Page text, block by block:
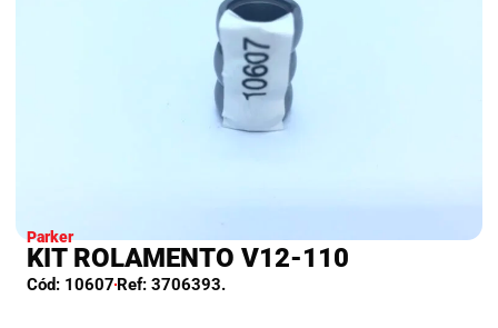
Parker
KIT ROLAMENTO V12-110
Cód: 10607 Ref: 3706393.